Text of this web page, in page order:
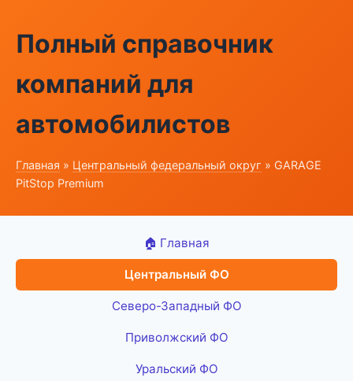
Полный справочник
компаний для
автомобилистов
Главная » Центральный федеральный округ » GARAGE
PitStop Premium
🏠 Главная
Центральный ФО
Северо-Западный ФО
Приволжский ФО
Уральский ФО